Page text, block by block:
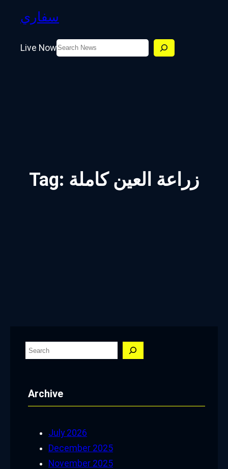
سفاري
Live NowSearch
Tag: زراعة العين كاملة
S
rArchive
July 2026
December 2025
November 2025